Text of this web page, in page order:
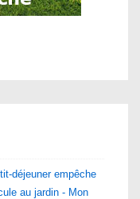
déjeuner empêche
au jardin - Mon